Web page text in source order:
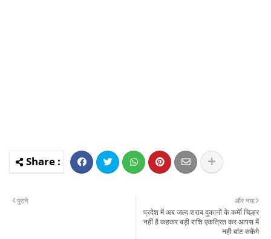
और नया
प्रदेश में अब जल्द शराब दुकानों के कर्मी चिल्हर
नहीं है कहकर बड़ी राशि एकत्रित कर आपस में
नही बांट सकेंगे
पुराने